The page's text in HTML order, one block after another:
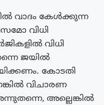
വാദം കേൾക്കുന്ന
വിധി
വിധി
ജയിൽ
കോടതി
വിചാരണ
അല്ലെങ്കിൽ